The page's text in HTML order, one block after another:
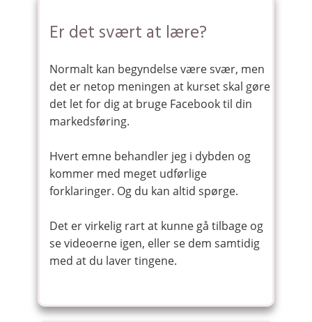
Er det svært at lære?
Normalt kan begyndelse være svær, men
det er netop meningen at kurset skal gøre
det let for dig at bruge Facebook til din
markedsføring.
Hvert emne behandler jeg i dybden og
kommer med meget udførlige
forklaringer. Og du kan altid spørge.
Det er virkelig rart at kunne gå tilbage og
se videoerne igen, eller se dem samtidig
med at du laver tingene.